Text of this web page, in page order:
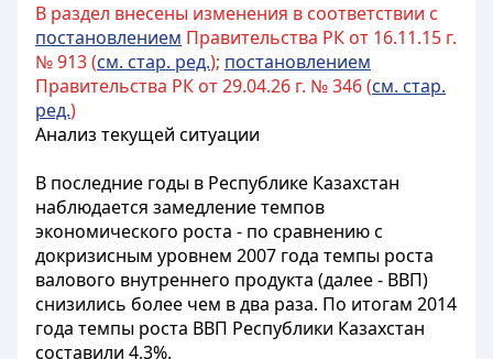
В раздел внесены изменения в соответствии с
постановлением Правительства РК от 16.11.15 г.
№ 913 (см. стар. ред.); постановлением
Правительства РК от 29.04.26 г. № 346 (см. стар.
ред.)
Анализ текущей ситуации
В последние годы в Республике Казахстан
наблюдается замедление темпов
экономического роста - по сравнению с
докризисным уровнем 2007 года темпы роста
валового внутреннего продукта (далее - ВВП)
снизились более чем в два раза. По итогам 2014
года темпы роста ВВП Республики Казахстан
составили 4,3%.